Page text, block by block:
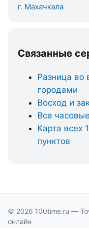
г. Махачкала
Связанные
Разница во
городами
Восход и
Все
Карта всех
пунктов
© 2026 100time.ru —
онлайн